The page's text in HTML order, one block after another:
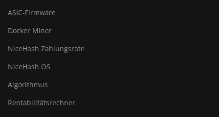
ASIC-Firmware
Docker Miner
NiceHash Zahlungsrate
NiceHash OS
Algorithmus
Rentabilitätsrechner